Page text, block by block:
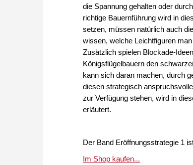
die Spannung gehalten oder
richtige Bauernführung wird in
setzen, müssen natürlich auch
wissen, welche Leichtfiguren
Zusätzlich spielen Blockade-
Königsflügelbauern den
kann sich daran machen, durch
diesen strategisch
zur Verfügung stehen, wird in
erläutert.
Der Band Eröffnungsstrategie 1
Im Shop kaufen...